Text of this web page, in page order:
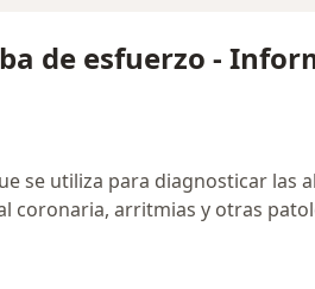
de esfuerzo -
se utiliza para diagnosticar
coronaria, arritmias y otras